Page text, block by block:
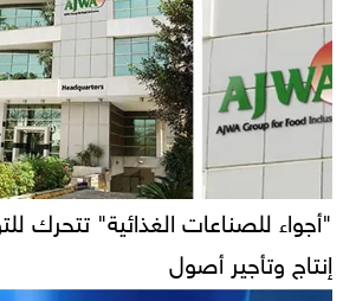
"أجواء للصناعات الغذائية" تتحرك
إنتاج وتأجير أصول